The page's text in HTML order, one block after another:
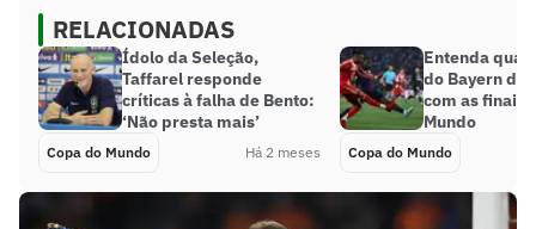
RELACIONADAS
Ídolo da Seleção,
Taffarel responde
críticas à falha de Bento:
‘Não presta mais’
Copa do Mundo Há 2 meses
Entenda qual
do Bayern de
com as finais
Mundo
Copa do Mundo